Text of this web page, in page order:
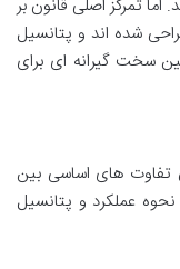
تمرکز اصلی قانون بر
شده اند و پتانسیل
سخت گیرانه ای برای
تفاوت های اساسی بین
عملکرد و پتانسیل